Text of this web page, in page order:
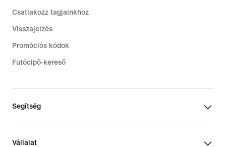
Csatlakozz tagjainkhoz
Visszajelzés
Promóciós kódok
Futócipő-kereső
Segítség
Vállalat